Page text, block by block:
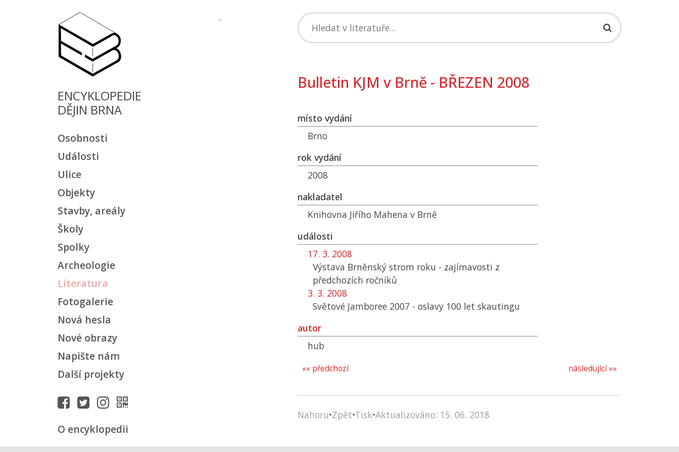
ENCYKLOPEDIE
DĚJIN BRNA
Osobnosti
Události
Ulice
Objekty
Stavby, areály
Školy
Spolky
Archeologie
Literatura
Fotogalerie
Nová hesla
Nové obrazy
Napište nám
Další projekty
O encyklopedii
Bulletin KJM v Brně - BŘEZEN 2008
místo vydání
Brno
rok vydání
2008
nakladatel
Knihovna Jiřího Mahena v Brně
události
17. 3. 2008
Výstava Brněnský strom roku - zajímavosti z
předchozích ročníků
3. 3. 2008
Světové Jamboree 2007 - oslavy 100 let skautingu
autor
hub
následující »»
«« předchozí
Nahoru•Zpět•Tisk•Aktualizováno: 15. 06. 2018